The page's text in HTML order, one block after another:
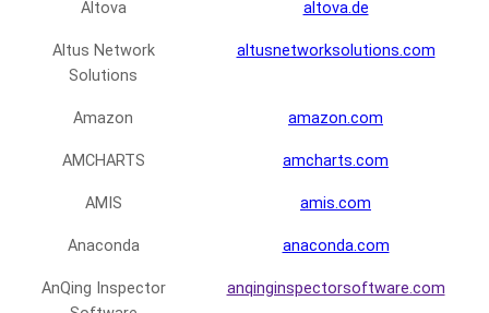
Altova altova.de
Altus Network
Solutions
altusnetworksolutions.com
Amazon amazon.com
AMCHARTS amcharts.com
AMIS amis.com
Anaconda anaconda.com
AnQing Inspector
anqinginspectorsoftware.com